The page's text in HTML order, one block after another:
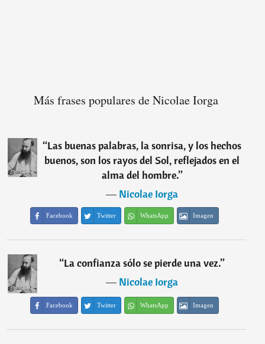
Más frases populares de Nicolae Iorga
“Las buenas palabras, la sonrisa, y los hechos
buenos, son los rayos del Sol, reflejados en el
alma del hombre.”
―Nicolae Iorga
Facebook Twitter WhatsApp Imagen
“La confianza sólo se pierde una vez.”
―Nicolae Iorga
Facebook Twitter WhatsApp Imagen